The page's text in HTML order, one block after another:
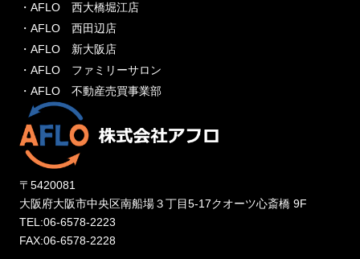
・AFLO 西大橋堀江店
・AFLO 西田辺店
・AFLO 新大阪店
・AFLO ファミリーサロン
・AFLO 不動産売買事業部
〒5420081
大阪府大阪市中央区南船場３丁目5-17クオーツ心斎橋 9F
TEL:06-6578-2223
FAX:06-6578-2228